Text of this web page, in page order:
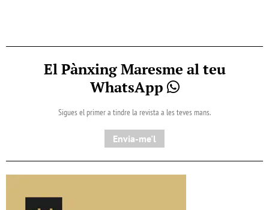
El Pànxing Maresme al teu
WhatsApp
Sigues el primer a tindre la revista a les teves mans.
Envia-me'l